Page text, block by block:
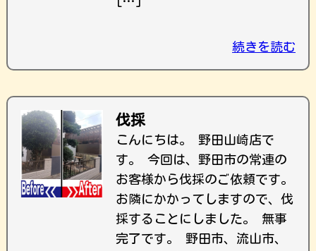
続きを読む
伐採
こんにちは。 野田山崎店で
す。 今回は、野田市の常連の
お客様から伐採のご依頼です。
お隣にかかってしますので、伐
採することにしました。 無事
完了です。 野田市、流山市、